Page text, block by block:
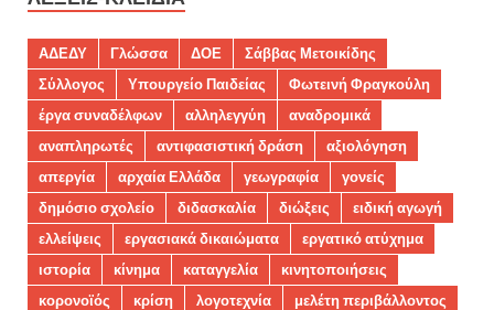
ΑΔΕΔΥ Γλώσσα ΔΟΕ
Σάββας Μετοικίδης
Σύλλογος
Υπουργείο Παιδείας
Φωτεινή Φραγκούλη
έργα συναδέλφων
αλληλεγγύη
αναδρομικά
αναπληρωτές
αντιφασιστική δράση
αξιολόγηση
απεργία
αρχαία Ελλάδα γεωγραφία
γονείς
δημόσιο σχολείο
διδασκαλία διώξεις
ειδική αγωγή
ελλείψεις
εργασιακά δικαιώματα
εργατικό ατύχημα
ιστορία
κίνημα καταγγελία
κινητοποιήσεις
κορονοϊός
κρίση λογοτεχνία
μελέτη περιβάλλοντος